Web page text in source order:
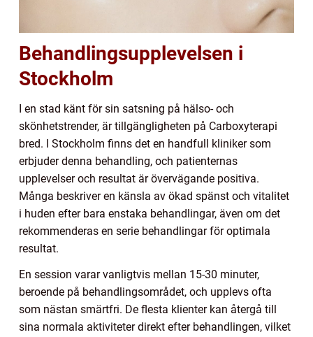
Behandlingsupplevelsen i
Stockholm
I en stad känt för sin satsning på hälso- och
skönhetstrender, är tillgängligheten på Carboxyterapi
bred. I Stockholm finns det en handfull kliniker som
erbjuder denna behandling, och patienternas
upplevelser och resultat är övervägande positiva.
Många beskriver en känsla av ökad spänst och vitalitet
i huden efter bara enstaka behandlingar, även om det
rekommenderas en serie behandlingar för optimala
resultat.
En session varar vanligtvis mellan 15-30 minuter,
beroende på behandlingsområdet, och upplevs ofta
som nästan smärtfri. De flesta klienter kan återgå till
sina normala aktiviteter direkt efter behandlingen, vilket